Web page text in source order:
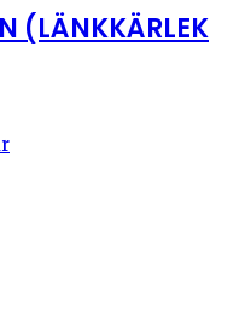
(LÄNKKÄRLEK